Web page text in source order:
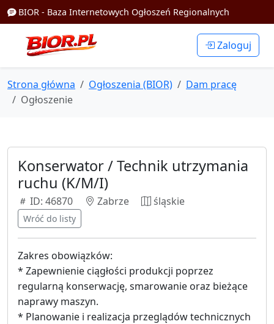
BIOR - Baza Internetowych Ogłoszeń Regionalnych
Zaloguj
Strona główna Ogłoszenia (BIOR)
Dam pracę
Ogłoszenie
Konserwator / Technik utrzymania
ruchu (K/M/I)
ID: 46870 Zabrze śląskie
Wróć do listy
Zakres obowiązków:
* Zapewnienie ciągłości produkcji poprzez
regularną konserwację, smarowanie oraz bieżące
naprawy maszyn.
* Planowanie i realizacja przeglądów technicznych